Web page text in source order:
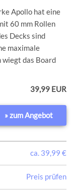
Apollo hat eine
60 mm Rollen
Decks sind
maximale
das Board
39,99 EUR
» zum Angebot
ca. 39,99 €
Preis prüfen